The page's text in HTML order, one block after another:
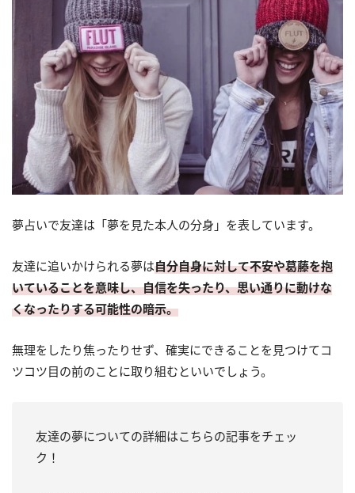
夢占いで友達は「夢を見た本人の分身」を表しています。
友達に追いかけられる夢は自分自身に対して不安や葛藤を抱
いていることを意味し、自信を失ったり、思い通りに動けな
くなったりする可能性の暗示。
無理をしたり焦ったりせず、確実にできることを見つけてコ
ツコツ目の前のことに取り組むといいでしょう。
友達の夢についての詳細はこちらの記事をチェッ
ク！